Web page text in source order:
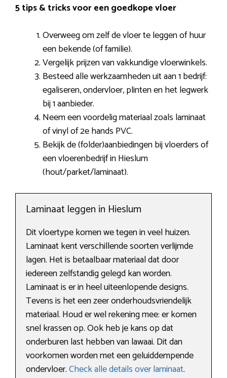
5 tips & tricks voor een goedkope vloer
Overweeg om zelf de vloer te leggen of huur
een bekende (of familie).
Vergelijk prijzen van vakkundige vloerwinkels.
Besteed alle werkzaamheden uit aan 1 bedrijf:
egaliseren, ondervloer, plinten en het legwerk
bij 1 aanbieder.
Neem een voordelig materiaal zoals laminaat
of vinyl of 2e hands PVC.
Bekijk de (folder)aanbiedingen bij vloerders of
een vloerenbedrijf in Hieslum
(hout/parket/laminaat).
Laminaat leggen in Hieslum
Dit vloertype komen we tegen in veel huizen.
Laminaat kent verschillende soorten verlijmde
lagen. Het is betaalbaar materiaal dat door
iedereen zelfstandig gelegd kan worden.
Laminaat is er in heel uiteenlopende designs.
Tevens is het een zeer onderhoudsvriendelijk
materiaal. Houd er wel rekening mee: er komen
snel krassen op. Ook heb je kans op dat
onderburen last hebben van lawaai. Dit dan
voorkomen worden met een geluiddempende
ondervloer.Check alle details over laminaat.